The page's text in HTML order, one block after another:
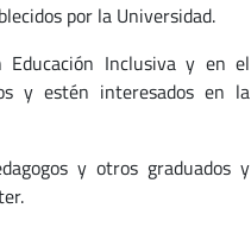
por la Universidad.
Inclusiva y en el
y estén interesados en la
y otros graduados y